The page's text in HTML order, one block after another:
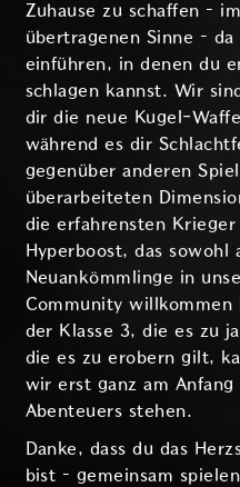
Zuhause zu schaffen –
übertragenen Sinne –
einführen, in denen du
schlagen kannst. Wir
dir die neue Kugel-
während es dir
gegenüber anderen
überarbeiteten
die erfahrensten
Hyperboost, das sowohl
Neuankömmlinge in
Community willkommen
der Klasse 3, die es zu
die es zu erobern gilt,
wir erst ganz am Anfang
Abenteuers stehen.
Danke, dass du das
bist – gemeinsam